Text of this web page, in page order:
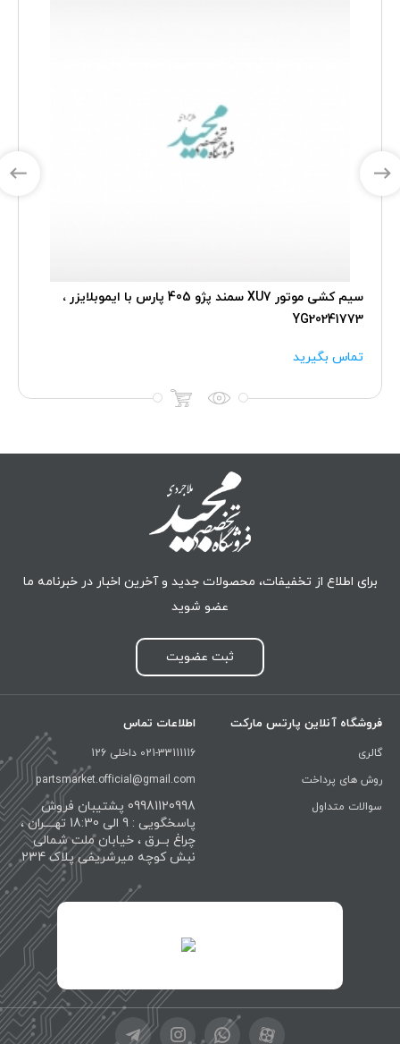
سیم کشی موتور XU7 سمند پژو 405 پارس با ایموبلایزر ،
YG20241773
تماس بگیرید
برای اطلاع از تخفیفات، محصولات جدید و آخرین اخبار در خبرنامه ما
عضو شوید
ثبت عضویت
فروشگاه آنلاین پارتس مارکت
گالری
روش های پرداخت
سوالات متداول
اطلاعات تماس
021-33111116 داخلی 126
partsmarket.official@gmail.com
09981120998 پشتیبان فروش
پاسخگویی : 9 الی 18:30 تهــــران ،
چراغ بــرق ، خیابان ملت شمالی
نبش کوچه میرشریفی پلاک 234